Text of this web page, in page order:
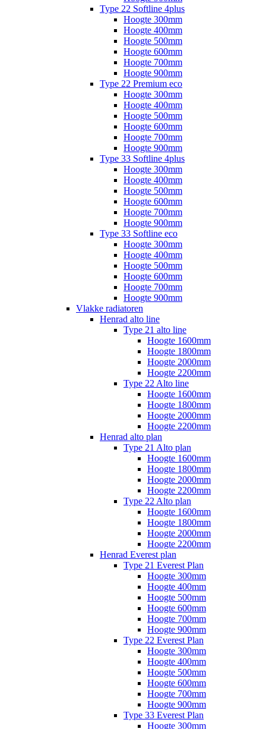
Type 22 Softline 4plus
Hoogte 300mm
Hoogte 400mm
Hoogte 500mm
Hoogte 600mm
Hoogte 700mm
Hoogte 900mm
Type 22 Premium eco
Hoogte 300mm
Hoogte 400mm
Hoogte 500mm
Hoogte 600mm
Hoogte 700mm
Hoogte 900mm
Type 33 Softline 4plus
Hoogte 300mm
Hoogte 400mm
Hoogte 500mm
Hoogte 600mm
Hoogte 700mm
Hoogte 900mm
Type 33 Softline eco
Hoogte 300mm
Hoogte 400mm
Hoogte 500mm
Hoogte 600mm
Hoogte 700mm
Hoogte 900mm
Vlakke radiatoren
Henrad alto line
Type 21 alto line
Hoogte 1600mm
Hoogte 1800mm
Hoogte 2000mm
Hoogte 2200mm
Type 22 Alto line
Hoogte 1600mm
Hoogte 1800mm
Hoogte 2000mm
Hoogte 2200mm
Henrad alto plan
Type 21 Alto plan
Hoogte 1600mm
Hoogte 1800mm
Hoogte 2000mm
Hoogte 2200mm
Type 22 Alto plan
Hoogte 1600mm
Hoogte 1800mm
Hoogte 2000mm
Hoogte 2200mm
Henrad Everest plan
Type 21 Everest Plan
Hoogte 300mm
Hoogte 400mm
Hoogte 500mm
Hoogte 600mm
Hoogte 700mm
Hoogte 900mm
Type 22 Everest Plan
Hoogte 300mm
Hoogte 400mm
Hoogte 500mm
Hoogte 600mm
Hoogte 700mm
Hoogte 900mm
Type 33 Everest Plan
Hoogte 300mm